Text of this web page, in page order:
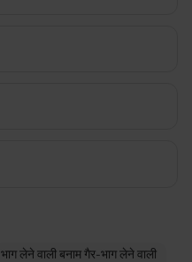
भाग लेने वाली बनाम गैर-भाग लेने वाली